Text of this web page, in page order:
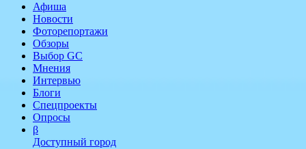
Афиша
Новости
Фоторепортажи
Обзоры
Выбор GC
Мнения
Интервью
Блоги
Спецпроекты
Опросы
β
Доступный город